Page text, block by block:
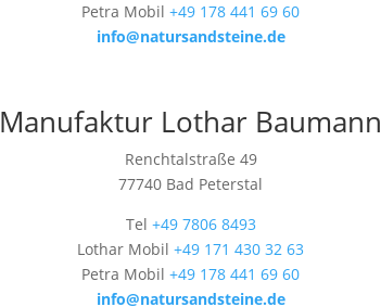
Petra Mobil+49 178 441 69 60
info@natursandsteine.de
Manufaktur Lothar Baumann
Renchtalstraße 49
77740 Bad Peterstal
Tel +49 7806 8493
Lothar Mobil+49 171 430 32 63
Petra Mobil+49 178 441 69 60
info@natursandsteine.de